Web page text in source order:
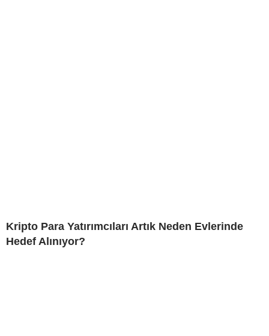
Kripto Para Yatırımcıları Artık Neden Evlerinde
Hedef Alınıyor?